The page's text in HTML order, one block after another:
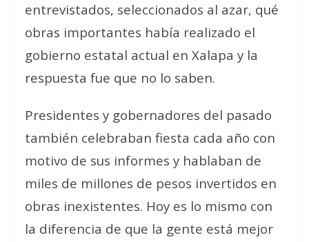
entrevistados, seleccionados al azar, qué
obras importantes había realizado el
gobierno estatal actual en Xalapa y la
respuesta fue que no lo saben.
Presidentes y gobernadores del pasado
también celebraban fiesta cada año con
motivo de sus informes y hablaban de
miles de millones de pesos invertidos en
obras inexistentes. Hoy es lo mismo con
la diferencia de que la gente está mejor